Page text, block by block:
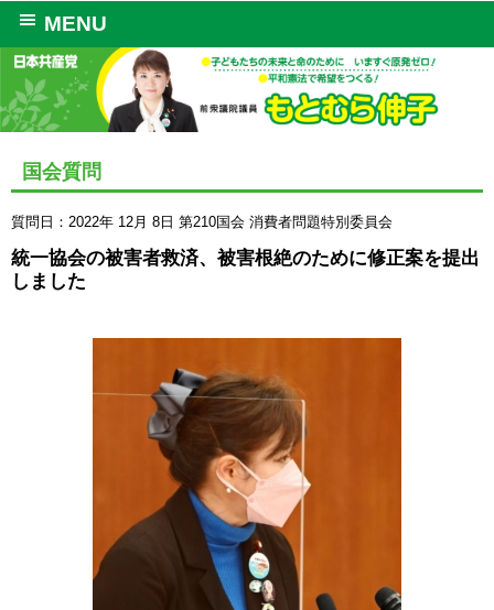
MENU
国会質問
質問日：2022年 12月 8日 第210国会 消費者問題特別委員会
統一協会の被害者救済、被害根絶のために修正案を提出
しました